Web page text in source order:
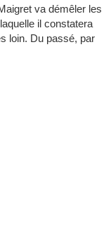
va démêler les
il constatera
loin. Du passé, par